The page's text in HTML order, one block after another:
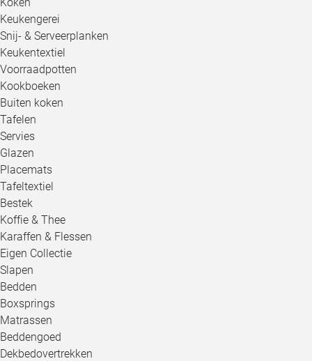
Keukengerei
Snij- & Serveerplanken
Keukentextiel
Voorraadpotten
Kookboeken
Buiten koken
Tafelen
Servies
Glazen
Placemats
Tafeltextiel
Bestek
Koffie & Thee
Karaffen & Flessen
Eigen Collectie
Slapen
Bedden
Boxsprings
Matrassen
Beddengoed
Dekbedovertrekken